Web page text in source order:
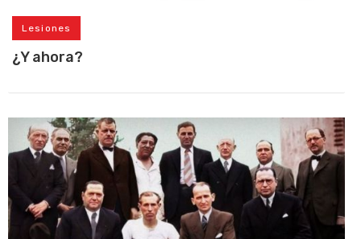
Lesiones
¿Y ahora?